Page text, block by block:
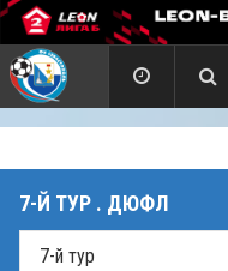
7-Й ТУР . ДЮФЛ